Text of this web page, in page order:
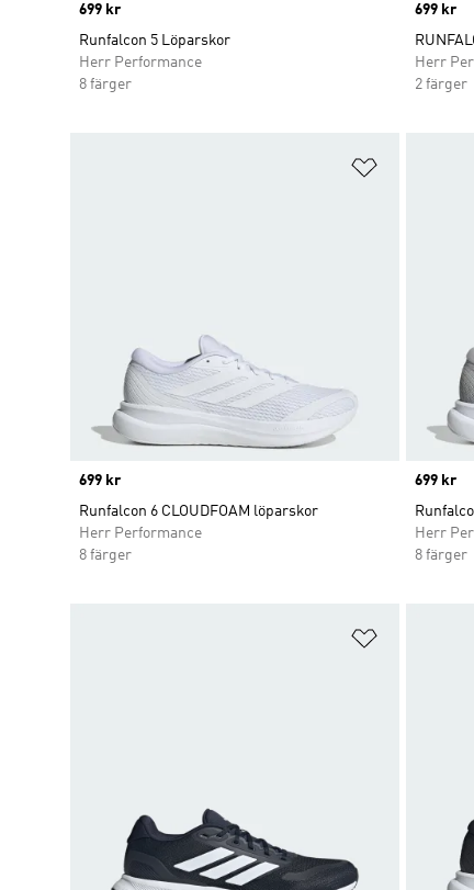
Price
699 kr
Runfalcon 5 Löparskor
Herr Performance
8 färger
Price
699 kr
Herr
2 färger
Price
699 kr
Runfalcon 6 CLOUDFOAM löparskor
Herr Performance
8 färger
Price
699 kr
Herr
8 färger